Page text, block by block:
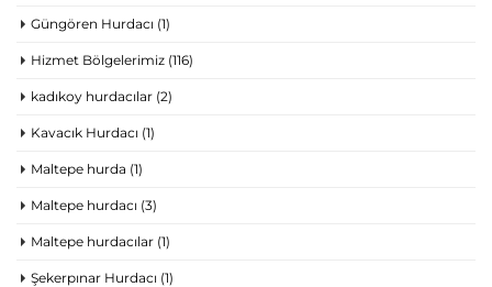
Güngören Hurdacı (1)
Hizmet Bölgelerimiz (116)
kadıkoy hurdacılar (2)
Kavacık Hurdacı (1)
Maltepe hurda (1)
Maltepe hurdacı (3)
Maltepe hurdacılar (1)
Şekerpınar Hurdacı (1)